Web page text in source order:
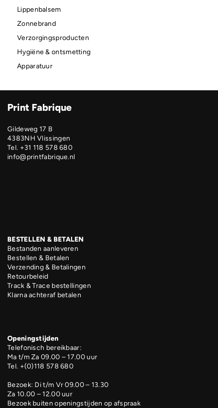
Lippenbalsem
Zonnebrand
Verzorgingsproducten
Hygiëne & ontsmetting
Apparatuur
Print Fabrique
Gildeweg 17 B
4383NH Vlissingen
Tel. +31 118 578 680
info@printfabrique.nl
BESTELLEN & BETALEN
Bestanden aanleveren
Bestellen & Betalen
Verzending & Betalingen
Retourbeleid
Track & Trace bestellingen
Klarna achteraf betalen
Openingstijden
Telefonisch bereikbaar:
Ma t/m Za 09.00 – 17.00 uur
Tel. +(0)118 578 680
Bezoek: Di t/m Vr 09.00 – 13.30
Za 10.00 – 12.00 uur
Bezoek buiten openingstijden op afspraak